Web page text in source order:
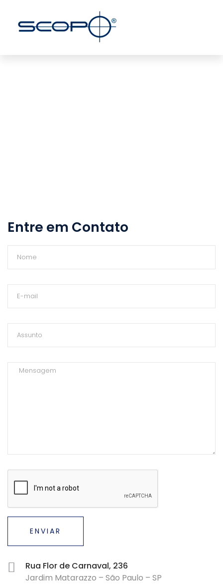
Entre em Contato
ENVIAR
Rua Flor de Carnaval, 236
Jardim Matarazzo – São Paulo – SP